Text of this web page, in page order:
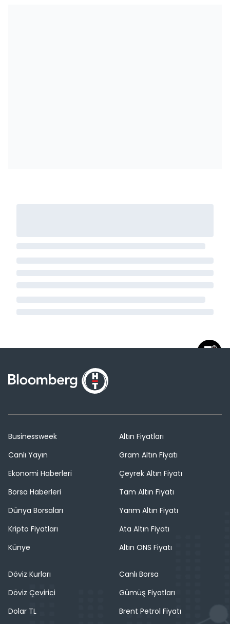
Businessweek
Canlı Yayın
Ekonomi Haberleri
Borsa Haberleri
Dünya Borsaları
Kripto Fiyatları
Künye
Altın Fiyatları
Gram Altın Fiyatı
Çeyrek Altın Fiyatı
Tam Altın Fiyatı
Yarım Altın Fiyatı
Ata Altın Fiyatı
Altın ONS Fiyatı
Döviz Kurları
Döviz Çevirici
Dolar TL
Canlı Borsa
Gümüş Fiyatları
Brent Petrol Fiyatı